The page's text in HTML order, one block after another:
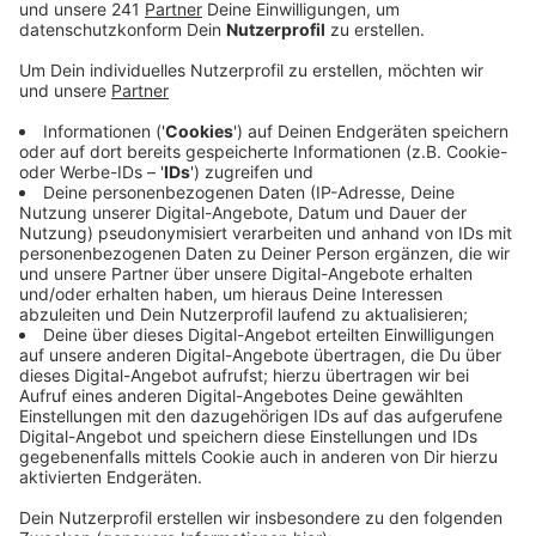
Anzeige
Das Ziel der E-Regio ist es, bis zum Jahr 2035 - also in
13 Jahren - alle Kunden zu 100 Prozent mit Ökostrom
zu versorgen. Mit den vier neuen Windrädern
verdoppelt die E-Regio ihre aktuelle Erzeugermenge,
teilt das Unternehmen mit. Die Blankenheimer Anlage
erzeugt Strom für 13.000 Haushalte. Damit ist
Blankenheim selbst mit seinen 8.500 Einwohnern
komplett mit Ökostrom versorgt und kann den
Überschuss abgeben. Die Gemeinde plant, im nächsten
Jahr zu 10 Prozent Miteigentümerin der Windräder zu
werden. Gewinne durch den Stromverkauf sollen dann
in den Städtischen Haushalt fließen. Neben den Öko-
Strom-Zielen hat die E-Regio angekündigt, bis zum
Jahr 2045 auch Wärme ausschließlich aus